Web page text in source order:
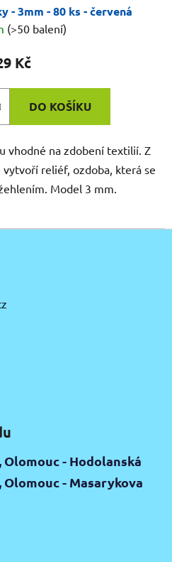
- 3mm - 80 ks - červená
(>50 balení)
Kč
DO KOŠÍKU
vhodné na zdobení textilií. Z
vytvoří reliéf, ozdoba, která se
Model 3 mm.
- Hodolanská
- Masarykova